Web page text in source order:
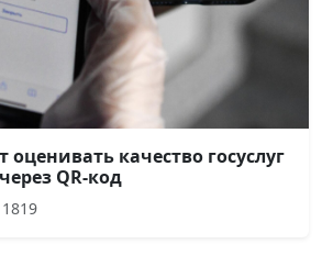
оценивать качество госуслуг
QR-код
1819